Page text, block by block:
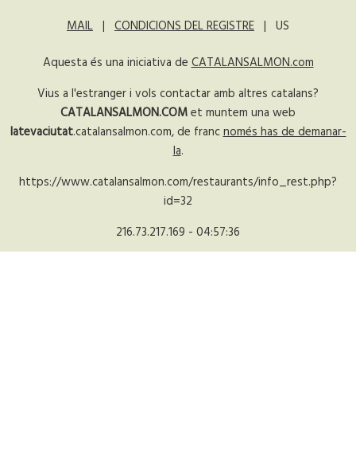
MAIL | CONDICIONS DEL REGISTRE | US
Aquesta és una iniciativa deCATALANSALMON.com
Vius a l'estranger i vols contactar amb altres catalans?
CATALANSALMON.COMet muntem una web
latevaciutat.catalansalmon.com, de francnomés has de demanar-
la.
https://www.catalansalmon.com/restaurants/info_rest.php?
id=32
216.73.217.169 - 04:57:36